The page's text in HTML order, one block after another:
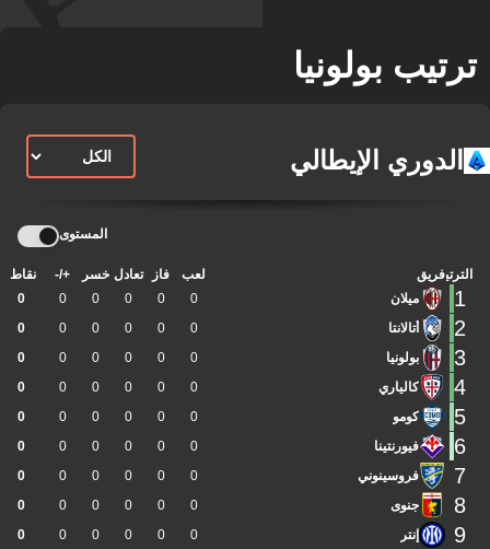
ترتيب بولونيا
الدوري الإيطالي
المستوى
الترتيبفريق لعب فاز تعادل خسر +/- نقاط
1 ميلان 0
0
0
0
0
0
2 أتالانتا 0
0
0
0
0
0
3 بولونيا 0
0
0
0
0
0
4 كالياري 0
0
0
0
0
0
5 كومو 0
0
0
0
0
0
6 فيورنتينا 0
0
0
0
0
0
7 فروسينوني 0
0
0
0
0
0
8 جنوى 0
0
0
0
0
0
9 إنتر 0
0
0
0
0
0